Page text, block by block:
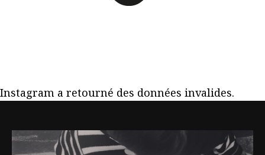
Instagram a retourné des données invalides.